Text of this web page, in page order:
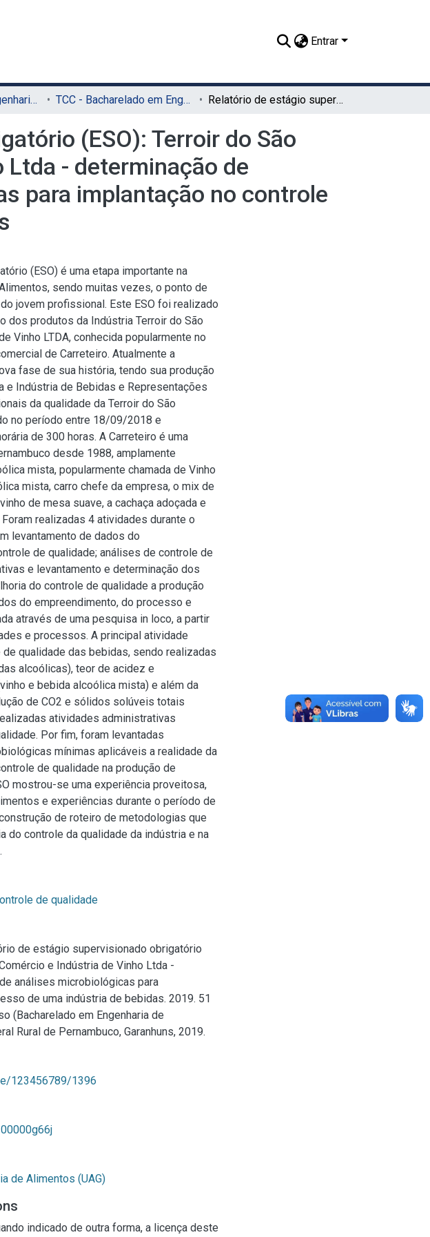
Entrar
Bacharelado em Engenharia de Alimentos (UAG) TCC - Bacharelado em Engenharia de Alimentos (UAG) Relatório de estágio supervisionado obrigatório (ESO): Terroir do São Francisco Comércio e Indústria de Vinho Ltda - determinação de metodologias de análises microbiológicas para implantação no controle de processo de uma indústria de bebidas
(ESO): Terroir do São
- determinação de
para implantação no controle
(ESO) é uma etapa importante na
sendo muitas vezes, o ponto de
jovem profissional. Este ESO foi realizado
dos produtos da Indústria Terroir do São
Vinho LTDA, conhecida popularmente no
de Carreteiro. Atualmente a
fase de sua história, tendo sua produção
e Indústria de Bebidas e Representações
da qualidade da Terroir do São
no período entre 18/09/2018 e
de 300 horas. A Carreteiro é uma
desde 1988, amplamente
mista, popularmente chamada de Vinho
mista, carro chefe da empresa, o mix de
de mesa suave, a cachaça adoçada e
realizadas 4 atividades durante o
levantamento de dados do
de qualidade; análises de controle de
e levantamento e determinação dos
do controle de qualidade a produção
do empreendimento, do processo e
através de uma pesquisa in loco, a partir
e processos. A principal atividade
qualidade das bebidas, sendo realizadas
alcoólicas), teor de acidez e
e bebida alcoólica mista) e além da
de CO2 e sólidos solúveis totais
atividades administrativas
Por fim, foram levantadas
mínimas aplicáveis a realidade da
de qualidade na produção de
mostrou-se uma experiência proveitosa,
e experiências durante o período de
de roteiro de metodologias que
do controle da qualidade da indústria e na
de qualidade
de estágio supervisionado obrigatório
e Indústria de Vinho Ltda -
análises microbiológicas para
de uma indústria de bebidas. 2019. 51
(Bacharelado em Engenharia de
Rural de Pernambuco, Garanhuns, 2019.
123456789/1396
de Alimentos (UAG)
indicado de outra forma, a licença deste